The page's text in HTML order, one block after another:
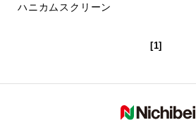
ハニカムスクリーン
[1]